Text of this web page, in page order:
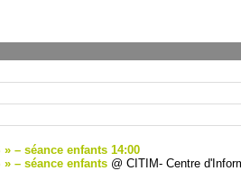
– séance enfants 14:00
– séance enfants @ CITIM- Centre